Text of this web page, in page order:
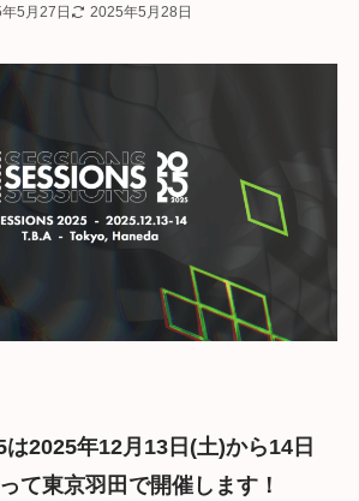
5月27日 2025年5月28日
2025年12月13日(土)から14日
て東京羽田で開催します！